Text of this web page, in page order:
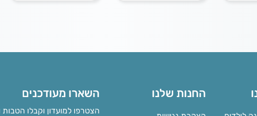
החנות שלנו השארו מעודכנים
הצטרפו למועדון וקבלו הטבות